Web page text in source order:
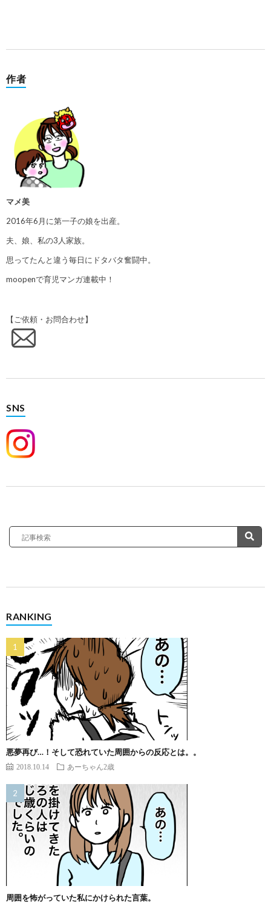
作者
マメ美
2016年6月に第一子の娘を出産。
夫、娘、私の3人家族。
思ってたんと違う毎日にドタバタ奮闘中。
moopenで育児マンガ連載中！
【ご依頼・お問合わせ】
SNS
RANKING
悪夢再び…！そして恐れていた周囲からの反応とは。。
2018.10.14 あーちゃん2歳
周囲を怖がっていた私にかけられた言葉。